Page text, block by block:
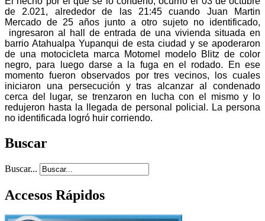
de 2.021, alrededor de las 21:45 cuando Juan Martin
Mercado de 25 años junto a otro sujeto no identificado,
ingresaron al hall de entrada de una vivienda situada en
barrio Atahualpa Yupanqui de esta ciudad y se apoderaron
de una motocicleta marca Motomel modelo Blitz de color
negro, para luego darse a la fuga en el rodado. En ese
momento fueron observados por tres vecinos, los cuales
iniciaron una persecución y tras alcanzar al condenado
cerca del lugar, se trenzaron en lucha con el mismo y lo
redujeron hasta la llegada de personal policial. La persona
no identificada logró huir corriendo.
Buscar
Buscar...
Accesos Rápidos